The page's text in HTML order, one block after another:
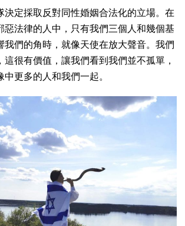
決定採取反對同性婚姻合法化的立場。在
惡法律的人中，只有我們三個人和幾個基
我們的角時，就像天使在放大聲音。我們
很有價值，讓我們看到我們並不孤單，
更多的人和我們一起。